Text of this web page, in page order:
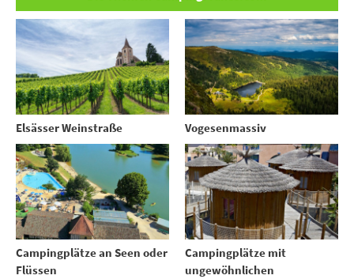
Elsässer Weinstraße Vogesenmassiv
Campingplätze an Seen oder
Flüssen
Campingplätze mit
ungewöhnlichen